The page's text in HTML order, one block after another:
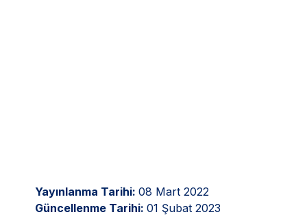
Yayınlanma Tarihi: 08 Mart 2022
Güncellenme Tarihi: 01 Şubat 2023